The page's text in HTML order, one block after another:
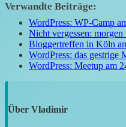
Verwandte Beiträge:
WordPress: WP-Camp
Nicht vergessen:
Bloggertreffen in Köln
WordPress: das gestrige
WordPress: Meetup am
Über Vladimir